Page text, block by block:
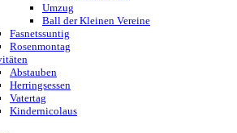
Umzug
Ball der Kleinen Vereine
Fasnetssuntig
Rosenmontag
Abstauben
Herringsessen
Vatertag
Kindernicolaus